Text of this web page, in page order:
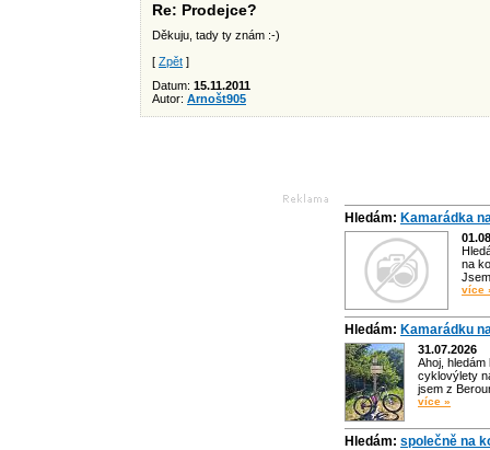
Re: Prodejce?
Děkuju, tady ty znám :-)
[ Zpět ]
Datum: 15.11.2011
Autor: Arnošt905
Hledám: Kamarádka
na
více
Hledám: Kamarádku
31.07.2026
Ahoj,
cyklovýlety
jsem z
více »
Hledám: společně na